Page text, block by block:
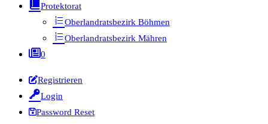
Protektorat
Oberlandratsbezirk Böhmen
Oberlandratsbezirk Mähren
0
Registrieren
Login
Password Reset